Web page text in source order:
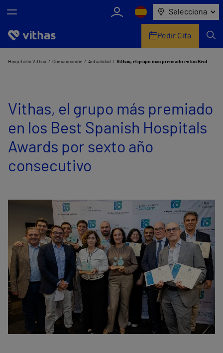
Selecciona
Nosotros
Servicios de salud
Equipo médico y asistencial
Pedir Cita
Hospitales Vithas Comunicación Actualidad Vithas, el grupo más premiado en los Best Spanish Hospitals Awards por sexto año consecutivo
Vithas, el grupo más premiado
en los Best Spanish Hospitals
Awards por sexto año
consecutivo